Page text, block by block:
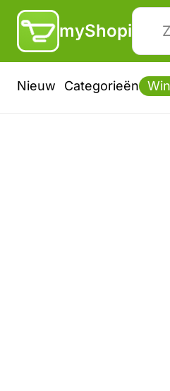
myShopi
Nieuw Categorieën